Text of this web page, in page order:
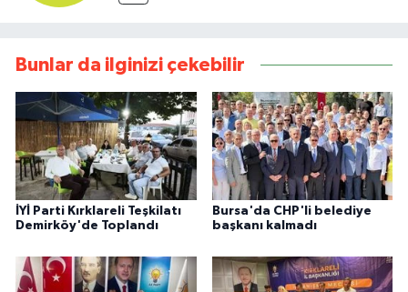
Bunlar da ilginizi çekebilir
İYİ Parti Kırklareli Teşkilatı
Demirköy'de Toplandı
Bursa'da CHP'li belediye
başkanı kalmadı